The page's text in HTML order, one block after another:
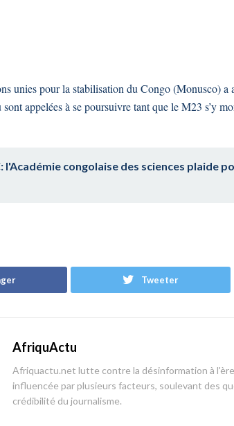
unies pour la stabilisation du Congo (Monusco) a
appelées à se poursuivre tant que le M23 s’y
l'Académie congolaise des sciences plaide
Tweeter
AfriquActu
Afriquactu.net lutte contre la désinformation à
influencée par plusieurs facteurs, soulevant des
crédibilité du journalisme.